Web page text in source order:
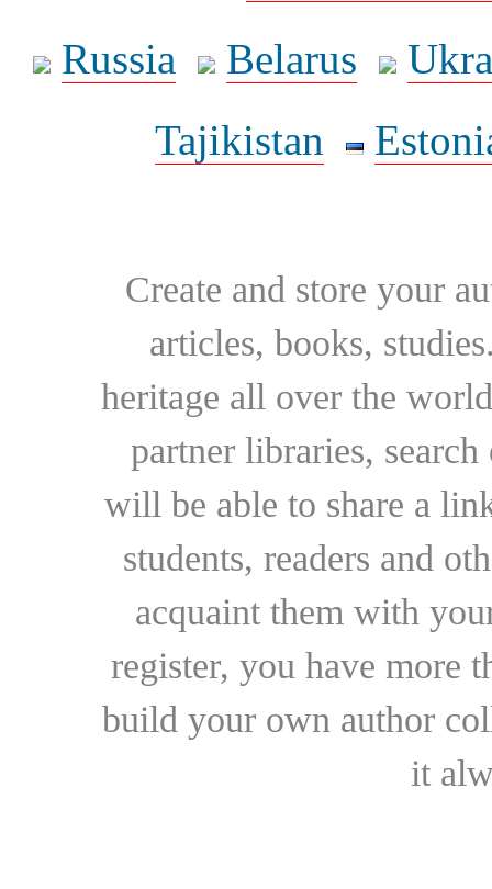
Russia
Belarus
Tajikistan
Create and store your
articles, books,
heritage all over the
partner libraries,
will be able to share a
students, readers and
acquaint them with
register, you have more
build your own author
it